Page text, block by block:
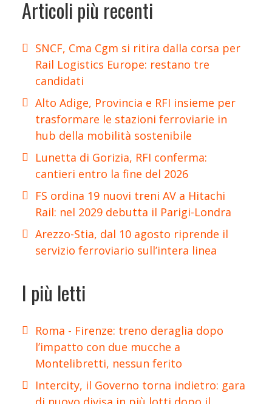
Articoli più recenti
SNCF, Cma Cgm si ritira dalla corsa per
Rail Logistics Europe: restano tre
candidati
Alto Adige, Provincia e RFI insieme per
trasformare le stazioni ferroviarie in
hub della mobilità sostenibile
Lunetta di Gorizia, RFI conferma:
cantieri entro la fine del 2026
FS ordina 19 nuovi treni AV a Hitachi
Rail: nel 2029 debutta il Parigi-Londra
Arezzo-Stia, dal 10 agosto riprende il
servizio ferroviario sull’intera linea
I più letti
Roma - Firenze: treno deraglia dopo
l’impatto con due mucche a
Montelibretti, nessun ferito
Intercity, il Governo torna indietro: gara